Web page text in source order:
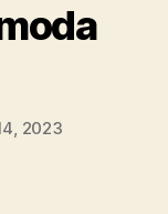
2023